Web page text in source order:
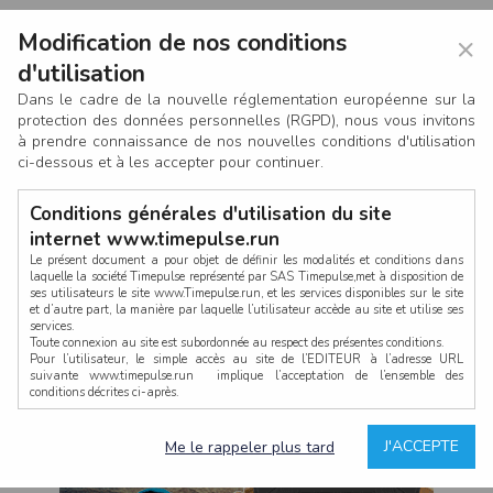
CONNEXION
×
Modification de nos conditions
d'utilisation
Dans le cadre de la nouvelle réglementation européenne sur la
protection des données personnelles (RGPD), nous vous invitons
à prendre connaissance de nos nouvelles conditions d'utilisation
ci-dessous et à les accepter pour continuer.
Conditions générales d'utilisation du site
internet www.timepulse.run
Le présent document a pour objet de définir les modalités et conditions dans
laquelle la société Timepulse représenté par SAS Timepulse,met à disposition de
ses utilisateurs le site www.Timepulse.run, et les services disponibles sur le site
et d’autre part, la manière par laquelle l’utilisateur accède au site et utilise ses
services.
Toute connexion au site est subordonnée au respect des présentes conditions.
Pour l’utilisateur, le simple accès au site de l’EDITEUR à l’adresse URL
suivante www.timepulse.run implique l’acceptation de l’ensemble des
conditions décrites ci-après.
La structure générale du site www.timepulse.run, par quelque procédé que ce
soit, sans l'autorisation préalable et par écrit de Fourcherot Mickael et/ou de ses
J'ACCEPTE
Me le rappeler plus tard